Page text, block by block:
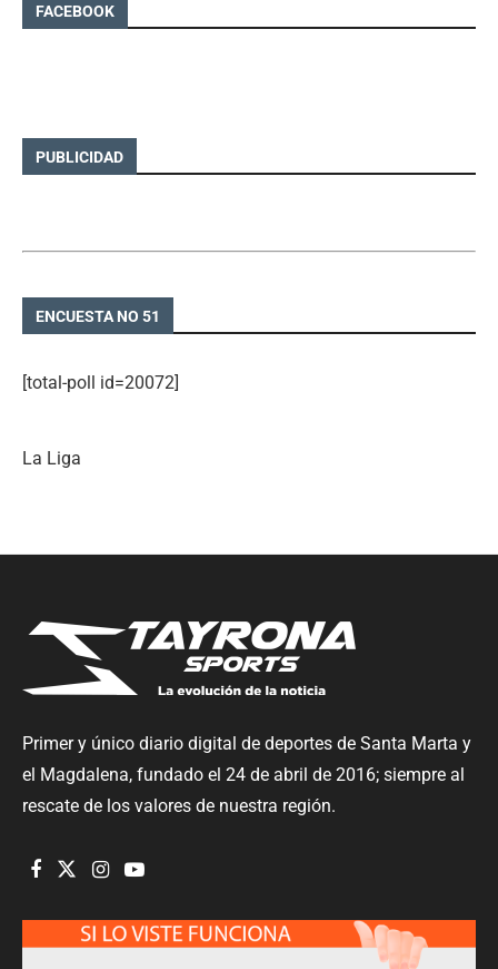
FACEBOOK
PUBLICIDAD
ENCUESTA NO 51
[total-poll id=20072]
La Liga
Primer y único diario digital de deportes de Santa Marta y
el Magdalena, fundado el 24 de abril de 2016; siempre al
rescate de los valores de nuestra región.